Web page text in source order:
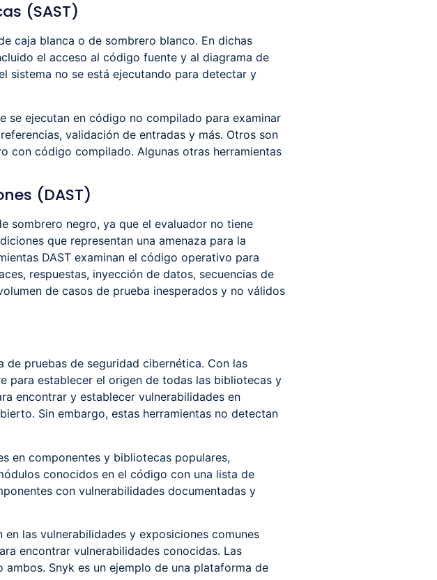
(SAST)
caja blanca o de sombrero blanco. En dichas
el acceso al código fuente y al diagrama de
sistema no se está ejecutando para detectar y
se ejecutan en código no compilado para examinar
validación de entradas y más. Otros son
con código compilado. Algunas otras herramientas
(DAST)
sombrero negro, ya que el evaluador no tiene
que representan una amenaza para la
DAST examinan el código operativo para
respuestas, inyección de datos, secuencias de
de casos de prueba inesperados y no válidos
pruebas de seguridad cibernética. Con las
para establecer el origen de todas las bibliotecas y
encontrar y establecer vulnerabilidades en
Sin embargo, estas herramientas no detectan
en componentes y bibliotecas populares,
conocidos en el código con una lista de
con vulnerabilidades documentadas y
las vulnerabilidades y exposiciones comunes
encontrar vulnerabilidades conocidas. Las
Snyk es un ejemplo de una plataforma de